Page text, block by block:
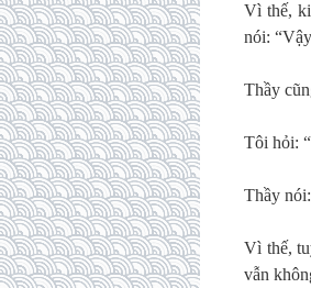
Vì thế,
nói:
Thầy
Tôi hỏi:
Thầy
Vì thế,
vẫn